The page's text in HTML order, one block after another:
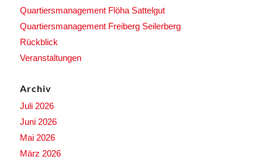
Quartiersmanagement Flöha Sattelgut
Quartiersmanagement Freiberg Seilerberg
Rückblick
Veranstaltungen
Archiv
Juli 2026
Juni 2026
Mai 2026
März 2026